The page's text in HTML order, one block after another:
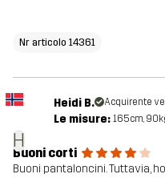
Nr articolo 14361
H
Heidi B. Acquirente
Le misure: 165cm,
Buoni corti
Buoni pantaloncini. Tuttavia,